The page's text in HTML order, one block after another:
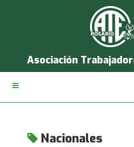
Asociación
Nacionales